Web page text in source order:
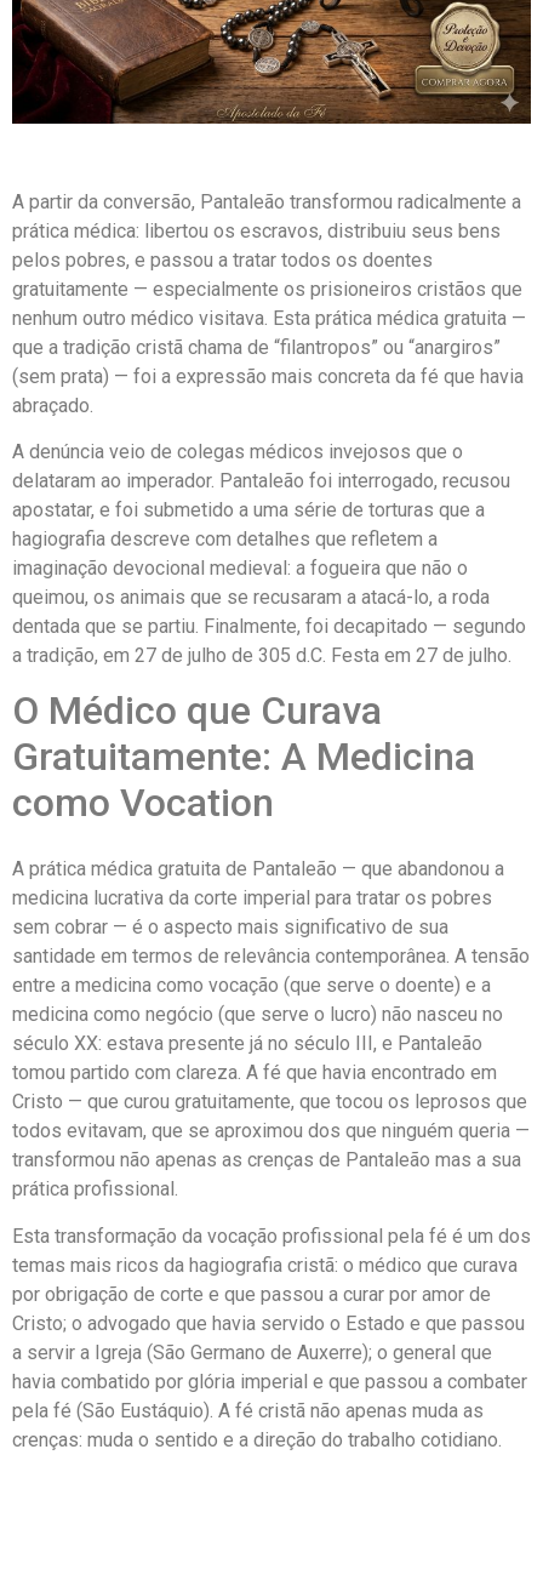
A partir da conversão, Pantaleão transformou radicalmente a
prática médica: libertou os escravos, distribuiu seus bens
pelos pobres, e passou a tratar todos os doentes
gratuitamente — especialmente os prisioneiros cristãos que
nenhum outro médico visitava. Esta prática médica gratuita —
que a tradição cristã chama de “filantropos” ou “anargiros”
(sem prata) — foi a expressão mais concreta da fé que havia
abraçado.
A denúncia veio de colegas médicos invejosos que o
delataram ao imperador. Pantaleão foi interrogado, recusou
apostatar, e foi submetido a uma série de torturas que a
hagiografia descreve com detalhes que refletem a
imaginação devocional medieval: a fogueira que não o
queimou, os animais que se recusaram a atacá-lo, a roda
dentada que se partiu. Finalmente, foi decapitado — segundo
a tradição, em 27 de julho de 305 d.C. Festa em 27 de julho.
O Médico que Curava
Gratuitamente: A Medicina
como Vocation
A prática médica gratuita de Pantaleão — que abandonou a
medicina lucrativa da corte imperial para tratar os pobres
sem cobrar — é o aspecto mais significativo de sua
santidade em termos de relevância contemporânea. A tensão
entre a medicina como vocação (que serve o doente) e a
medicina como negócio (que serve o lucro) não nasceu no
século XX: estava presente já no século III, e Pantaleão
tomou partido com clareza. A fé que havia encontrado em
Cristo — que curou gratuitamente, que tocou os leprosos que
todos evitavam, que se aproximou dos que ninguém queria —
transformou não apenas as crenças de Pantaleão mas a sua
prática profissional.
Esta transformação da vocação profissional pela fé é um dos
temas mais ricos da hagiografia cristã: o médico que curava
por obrigação de corte e que passou a curar por amor de
Cristo; o advogado que havia servido o Estado e que passou
a servir a Igreja (São Germano de Auxerre); o general que
havia combatido por glória imperial e que passou a combater
pela fé (São Eustáquio). A fé cristã não apenas muda as
crenças: muda o sentido e a direção do trabalho cotidiano.